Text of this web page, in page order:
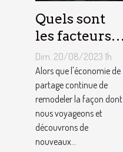
Quels sont
les facteurs
qui sous-
tendent la
tarification
des services
de
conciergerie
Dim. 20/08/2023 1h
Alors que l'économie de
partage continue de
remodeler la façon dont
nous voyageons et
découvrons de
nouveaux...